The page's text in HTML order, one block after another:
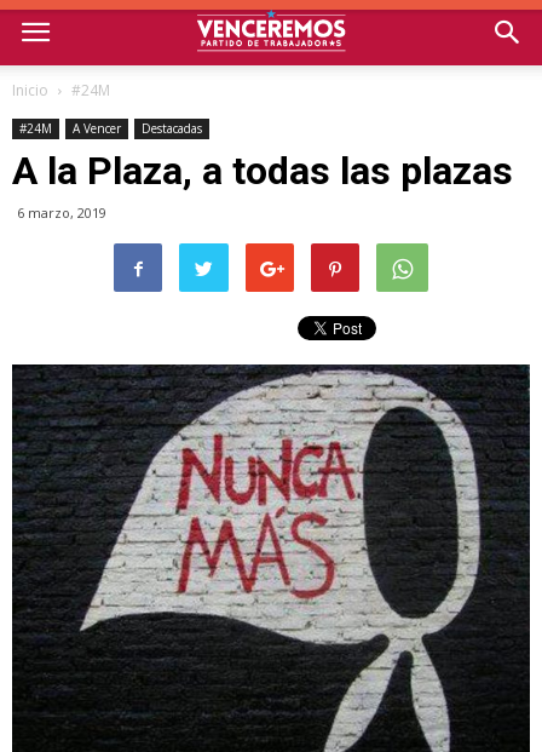
Inicio #24M
#24M A Vencer Destacadas
A la Plaza, a todas las plazas
6 marzo, 2019